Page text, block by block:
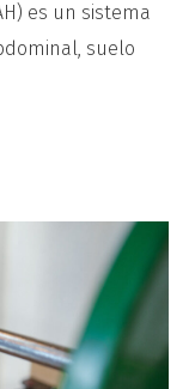
es un sistema
suelo